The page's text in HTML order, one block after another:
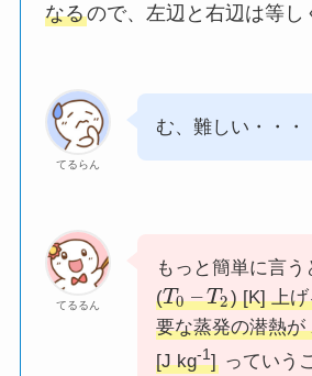
なるので、左辺と右辺は等し
てるらん
む、難しい・・・
てるるん
もっと簡単に言う
(T0 –T2) [K] 上
要な蒸発の潜熱が
[J kg-1] っていう